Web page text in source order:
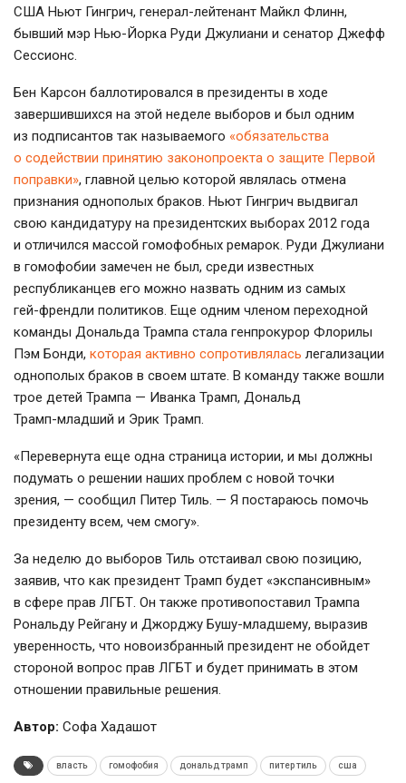
США Ньют Гингрич, генерал-лейтенант Майкл Флинн,
бывший мэр Нью-Йорка Руди Джулиани и сенатор Джефф
Сессионс.
Бен Карсон баллотировался в президенты в ходе
завершившихся на этой неделе выборов и был одним
из подписантов так называемого «обязательства
о содействии принятию законопроекта о защите Первой
поправки», главной целью которой являлась отмена
признания однополых браков. Ньют Гингрич выдвигал
свою кандидатуру на президентских выборах 2012 года
и отличился массой гомофобных ремарок. Руди Джулиани
в гомофобии замечен не был, среди известных
республиканцев его можно назвать одним из самых
гей-френдли политиков. Еще одним членом переходной
команды Дональда Трампа стала генпрокурор Флорилы
Пэм Бонди, которая активно сопротивлялась легализации
однополых браков в своем штате. В команду также вошли
трое детей Трампа — Иванка Трамп, Дональд
Трамп-младший и Эрик Трамп.
«Перевернута еще одна страница истории, и мы должны
подумать о решении наших проблем с новой точки
зрения, — сообщил Питер Тиль. — Я постараюсь помочь
президенту всем, чем смогу».
За неделю до выборов Тиль отстаивал свою позицию,
заявив, что как президент Трамп будет «экспансивным»
в сфере прав ЛГБТ. Он также противопоставил Трампа
Рональду Рейгану и Джорджу Бушу-младшему, выразив
уверенность, что новоизбранный президент не обойдет
стороной вопрос прав ЛГБТ и будет принимать в этом
отношении правильные решения.
Автор: Софа Хадашот
власть гомофобия дональд трамп питер тиль сша